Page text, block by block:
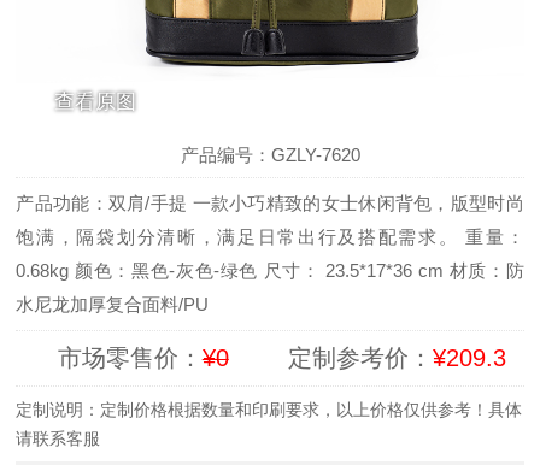
查看原图
产品编号：GZLY-7620
产品功能：双肩/手提 一款小巧精致的女士休闲背包，版型时尚
饱满，隔袋划分清晰，满足日常出行及搭配需求。 重量：
0.68kg 颜色：黑色-灰色-绿色 尺寸： 23.5*17*36 cm 材质：防
水尼龙加厚复合面料/PU
市场零售价：¥0 定制参考价： ¥209.3
定制说明：定制价格根据数量和印刷要求，以上价格仅供参考！具体
请联系客服